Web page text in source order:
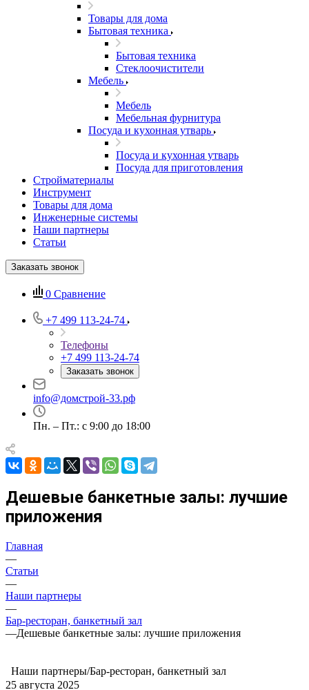
Товары для дома
Бытовая техника
Бытовая техника
Стеклоочистители
Мебель
Мебель
Мебельная фурнитура
Посуда и кухонная утварь
Посуда и кухонная утварь
Посуда для приготовления
Стройматериалы
Инструмент
Товары для дома
Инженерные системы
Наши партнеры
Статьи
Заказать звонок
0 Сравнение
+7 499 113-24-74
Телефоны
+7 499 113-24-74
Заказать звонок
info@домстрой-33.рф
Пн. – Пт.: с 9:00 до 18:00
Дешевые банкетные залы: лучшие
приложения
Главная
—
Статьи
—
Наши партнеры
—
Бар-ресторан, банкетный зал
—Дешевые банкетные залы: лучшие приложения
Наши партнеры/Бар-ресторан, банкетный зал
25 августа 2025